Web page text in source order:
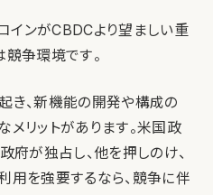
コインがCBDCより望ましい重
争環境です。
き、新機能の開発や構成の
リットがあります。米国政
府が独占し、他を押しのけ、
用を強要するなら、競争に伴